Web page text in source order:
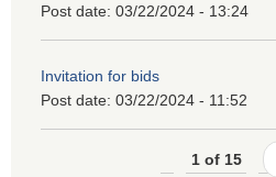
Post date: 03/22/2024 - 13:24
Invitation for bids
Post date: 03/22/2024 - 11:52
1 of 15